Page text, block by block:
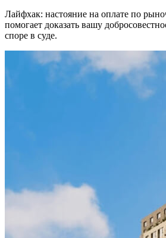
Лайфхак: настояние на оплате по
помогает доказать вашу
споре в суде.